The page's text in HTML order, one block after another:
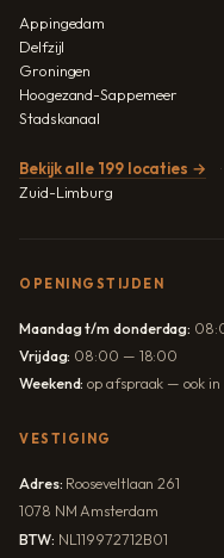
Appingedam
Delfzijl
Groningen
Hoogezand-Sappemeer
Stadskanaal
Bekijk alle 199 locaties →
Zuid-Limburg
OPENINGSTIJDEN
Maandag t/m donderdag:
Vrijdag: 08:00 — 18:00
Weekend: op afspraak — ook in
VESTIGING
Adres: Rooseveltlaan 261
1078 NM Amsterdam
BTW: NL119972712B01